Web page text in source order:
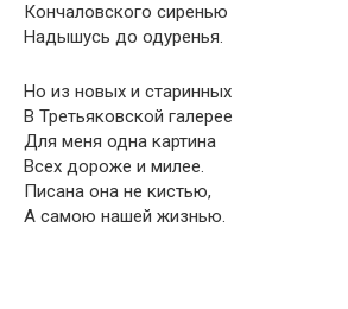
Кончаловского сиренью
Надышусь до одуренья.
Но из новых и старинных
В Третьяковской галерее
Для меня одна картина
Всех дороже и милее.
Писана она не кистью,
А самою нашей жизнью.